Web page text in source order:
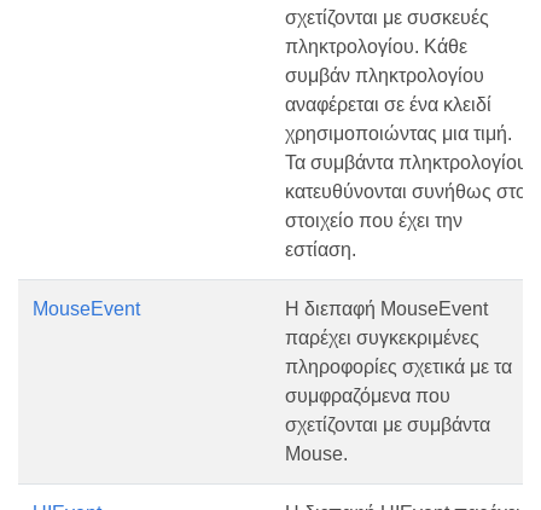
σχετίζονται με συσκευές
πληκτρολογίου. Κάθε
συμβάν πληκτρολογίου
αναφέρεται σε ένα κλειδί
χρησιμοποιώντας μια τιμή.
Τα συμβάντα πληκτρολογίου
κατευθύνονται συνήθως στο
στοιχείο που έχει την
εστίαση.
MouseEvent
Η διεπαφή MouseEvent
παρέχει συγκεκριμένες
πληροφορίες σχετικά με τα
συμφραζόμενα που
σχετίζονται με συμβάντα
Mouse.